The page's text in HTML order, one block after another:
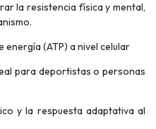
la resistencia física y mental,
energía (ATP) a nivel celular
para deportistas o personas
y la respuesta adaptativa al